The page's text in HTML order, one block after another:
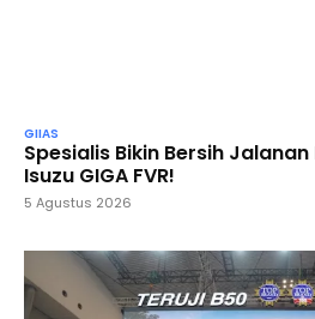
GIIAS
Spesialis Bikin Bersih
Isuzu GIGA FVR!
5 Agustus 2026